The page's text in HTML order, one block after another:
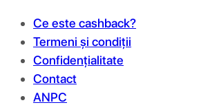
Ce este cashback?
Termeni și condiții
Confidențialitate
Contact
ANPC